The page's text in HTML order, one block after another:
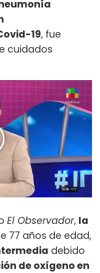
19, fue
cuidados
El Observador, la
77 años de edad,
debido
de oxígeno en